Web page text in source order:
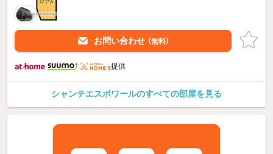
お問い合わせ （無料）
提供
シャンテエスポワールのすべての部屋を見る